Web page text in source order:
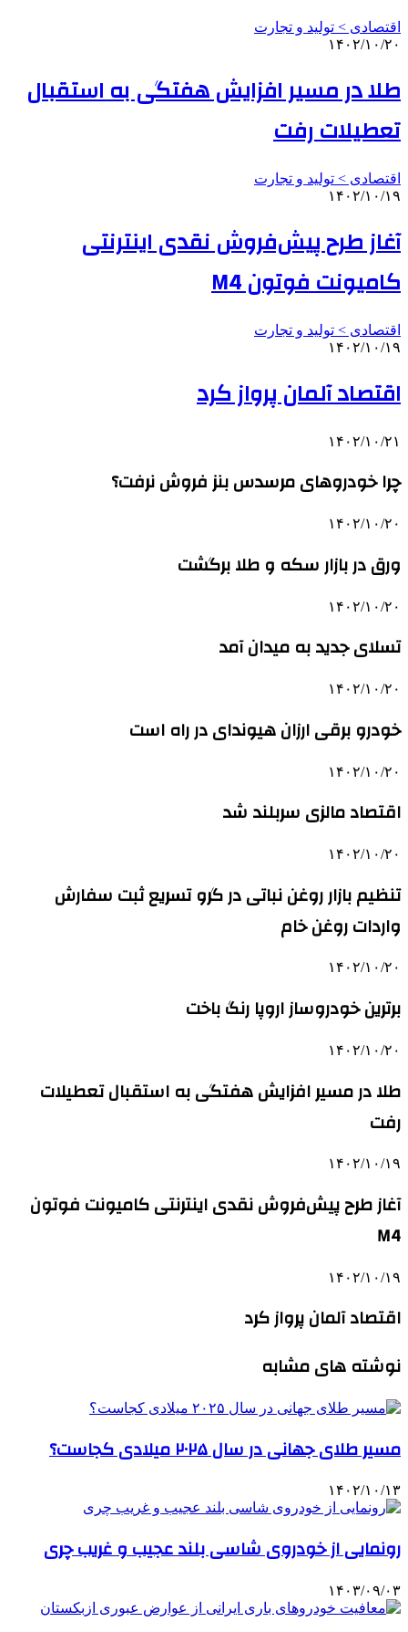
اقتصادی > تولید و تجارت
۱۴۰۲/۱۰/۲۰
طلا در مسیر افزایش هفتگی به استقبال
تعطیلات رفت
اقتصادی > تولید و تجارت
۱۴۰۲/۱۰/۱۹
آغاز طرح پیش‌فروش نقدی اینترنتی
کامیونت فوتون M4
اقتصادی > تولید و تجارت
۱۴۰۲/۱۰/۱۹
اقتصاد آلمان پرواز کرد
۱۴۰۲/۱۰/۲۱
چرا خودروهای مرسدس بنز فروش نرفت؟
۱۴۰۲/۱۰/۲۰
ورق در بازار سکه و طلا برگشت
۱۴۰۲/۱۰/۲۰
تسلای جدید به میدان آمد
۱۴۰۲/۱۰/۲۰
خودرو برقی ارزان هیوندای در راه است
۱۴۰۲/۱۰/۲۰
اقتصاد مالزی سربلند شد
۱۴۰۲/۱۰/۲۰
تنظیم بازار روغن نباتی در گرو تسریع ثبت سفارش
واردات روغن خام
۱۴۰۲/۱۰/۲۰
برترین خودروساز اروپا رنگ باخت
۱۴۰۲/۱۰/۲۰
طلا در مسیر افزایش هفتگی به استقبال تعطیلات
رفت
۱۴۰۲/۱۰/۱۹
آغاز طرح پیش‌فروش نقدی اینترنتی کامیونت فوتون
M4
۱۴۰۲/۱۰/۱۹
اقتصاد آلمان پرواز کرد
نوشته های مشابه
مسیر طلای جهانی در سال ۲۰۲۵ میلادی کجاست؟
۱۴۰۲/۱۰/۱۳
رونمایی از خودروی شاسی بلند عجیب و غریب چری
۱۴۰۳/۰۹/۰۳